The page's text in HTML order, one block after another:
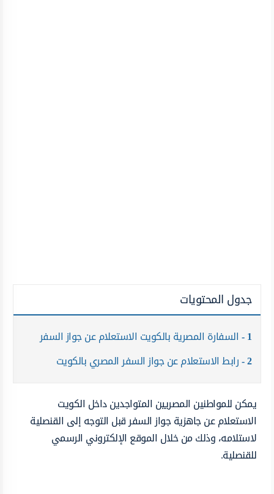
جدول المحتويات
1 السفارة المصرية بالكويت الاستعلام عن جواز السفر
2 رابط الاستعلام عن جواز السفر المصري بالكويت
يمكن للمواطنين المصريين المتواجدين داخل الكويت
الاستعلام عن جاهزية جواز السفر قبل التوجه إلى القنصلية
لاستلامه، وذلك من خلال الموقع الإلكتروني الرسمي
للقنصلية.